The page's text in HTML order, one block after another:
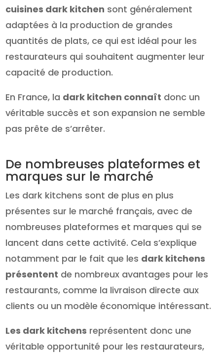
cuisines dark kitchen sont généralement
adaptées à la production de grandes
quantités de plats, ce qui est idéal pour les
restaurateurs qui souhaitent augmenter leur
capacité de production.
En France, la dark kitchen connaît donc un
véritable succès et son expansion ne semble
pas prête de s’arrêter.
De nombreuses plateformes et
marques sur le marché
Les dark kitchens sont de plus en plus
présentes sur le marché français, avec de
nombreuses plateformes et marques qui se
lancent dans cette activité. Cela s’explique
notamment par le fait que les dark kitchens
présentent de nombreux avantages pour les
restaurants, comme la livraison directe aux
clients ou un modèle économique intéressant.
Les dark kitchens représentent donc une
véritable opportunité pour les restaurateurs,